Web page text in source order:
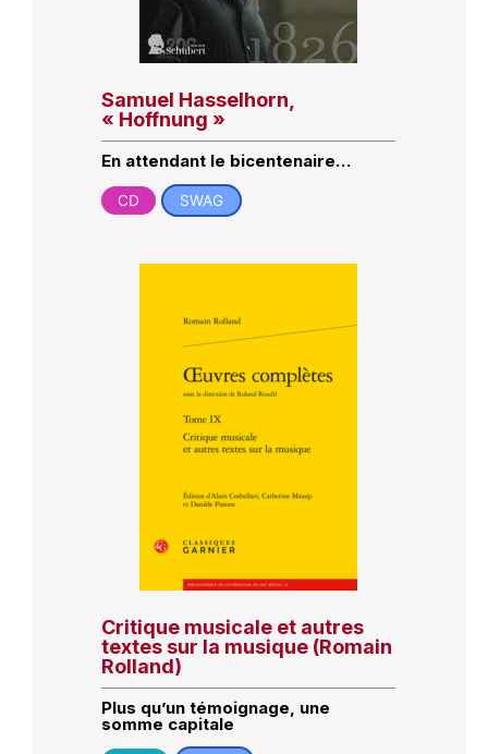
Samuel Hasselhorn,
« Hoffnung »
En attendant le bicentenaire…
CD SWAG
Critique musicale et autres
textes sur la musique (Romain
Rolland)
Plus qu’un témoignage, une
somme capitale